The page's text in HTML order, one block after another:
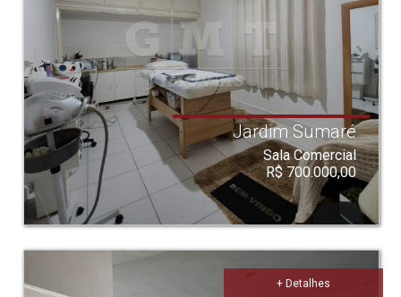
Jardim Sumaré
Sala Comercial
R$ 700.000,00
+ Detalhes